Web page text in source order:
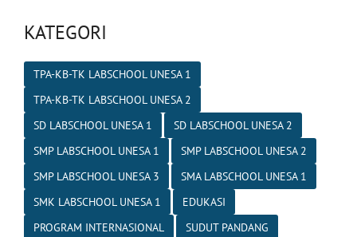
KATEGORI
TPA-KB-TK LABSCHOOL UNESA 1
TPA-KB-TK LABSCHOOL UNESA 2
SD LABSCHOOL UNESA 1
SD LABSCHOOL UNESA 2
SMP LABSCHOOL UNESA 1
SMP LABSCHOOL UNESA 2
SMP LABSCHOOL UNESA 3
SMA LABSCHOOL UNESA 1
SMK LABSCHOOL UNESA 1
EDUKASI
PROGRAM INTERNASIONAL
SUDUT PANDANG